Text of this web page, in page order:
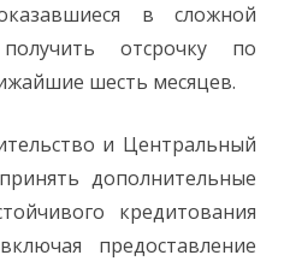
в сложной
отсрочку по
шесть месяцев.
и Центральный
дополнительные
кредитования
предоставление